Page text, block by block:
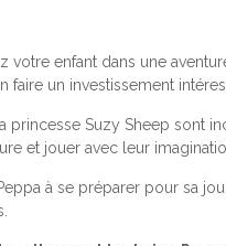
votre enfant dans une
un investissement
princesse Suzy Sheep sont
et jouer avec leur
à se préparer pour sa